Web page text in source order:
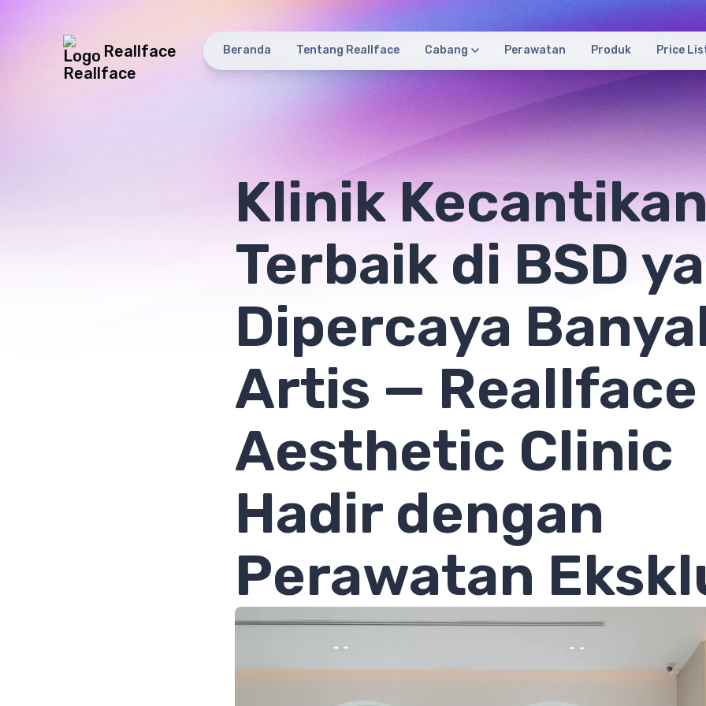
Reallface Beranda Tentang Reallface Cabang Perawatan Produk Price
Klinik
Terbaik di BSD
Dipercaya
Artis — Reallface
Aesthetic Clinic
Hadir dengan
Perawatan